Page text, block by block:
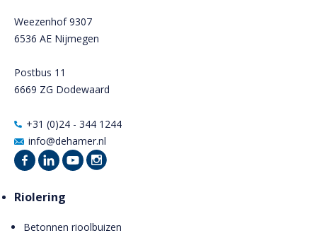
Weezenhof 9307
6536 AE Nijmegen
Postbus 11
6669 ZG Dodewaard
+31 (0)24 - 344 1244
info@dehamer.nl
Riolering
Betonnen rioolbuizen